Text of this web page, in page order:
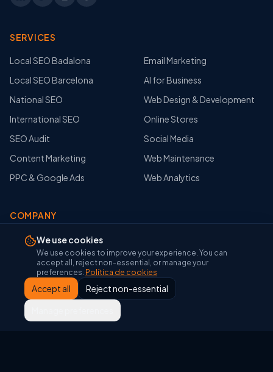
SERVICES
Local SEO Badalona
Local SEO Barcelona
National SEO
International SEO
SEO Audit
Content Marketing
PPC & Google Ads
Email Marketing
AI for Business
Web Design & Development
Online Stores
Social Media
Web Maintenance
Web Analytics
COMPANY
About Us
Portfolio
Blog
Glosario SEO
Glosario Google Tools
We use cookies
We use cookies to improve your experience. You can
accept all, reject non-essential, or manage your
preferences. Política de cookies
Accept all
Reject non-essential